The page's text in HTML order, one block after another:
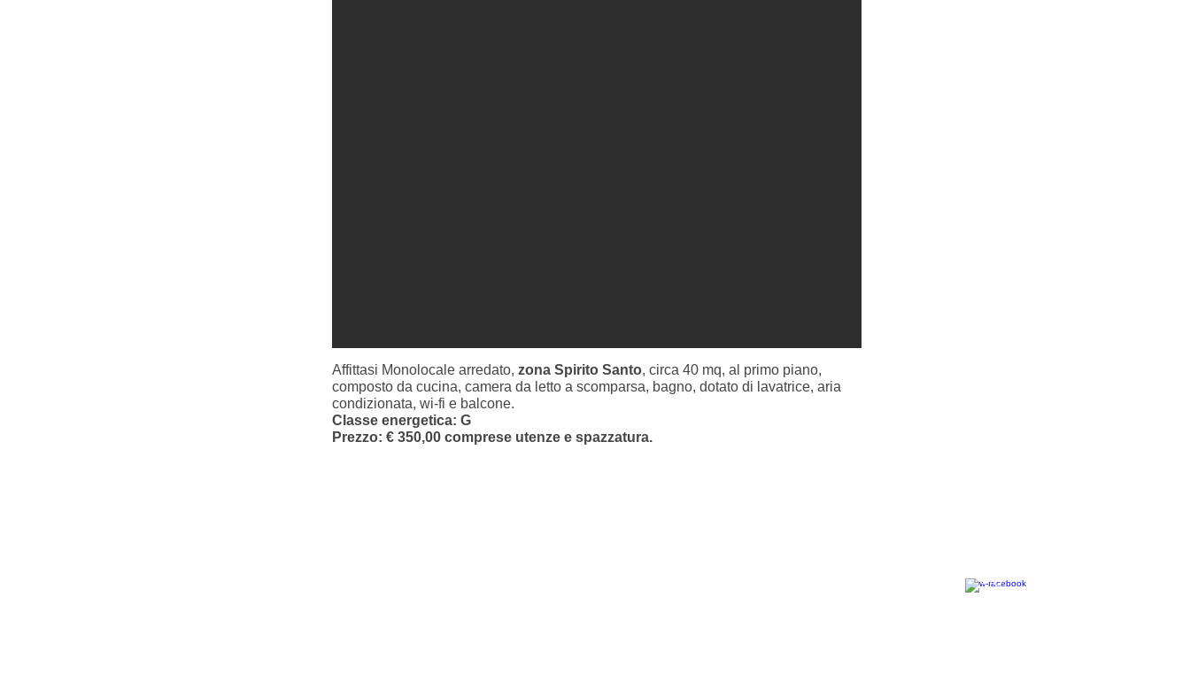
Affittasi Monolocale arredato, zona Spirito Santo, circa 40 mq, al primo piano,
composto da cucina, camera da letto a scomparsa, bagno, dotato di lavatrice, aria
condizionata, wi-fi e balcone.
Classe energetica: G
Prezzo: € 350,00 comprese utenze e spazzatura.